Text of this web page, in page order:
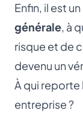
Enfin, il est
générale, à
risque et de
devenu un
À qui reporte
entreprise ?